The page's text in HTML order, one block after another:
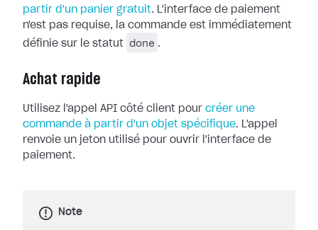
partir d'un panier gratuit. L'interface de paiement
n'est pas requise, la commande est immédiatement
définie sur le statut
done .
Achat rapide
Utilisez l'appel API côté client pour créer une
commande à partir d'un objet spécifique. L'appel
renvoie un jeton utilisé pour ouvrir l'interface de
paiement.
Note